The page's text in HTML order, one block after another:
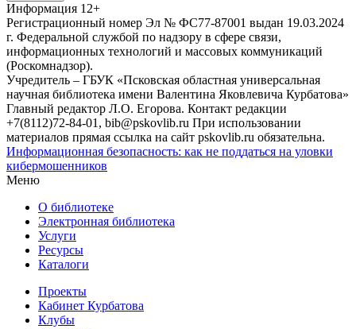
Информация 12+
Регистрационный номер Эл № ФС77-87001 выдан 19.03.2024
г. Федеральной службой по надзору в сфере связи,
информационных технологий и массовых коммуникаций
(Роскомнадзор).
Учредитель – ГБУК «Псковская областная универсальная
научная библиотека имени Валентина Яковлевича Курбатова»
Главный редактор Л.О. Егорова. Контакт редакции
+7(8112)72-84-01, bib@pskovlib.ru При использовании
материалов прямая ссылка на сайт pskovlib.ru обязательна.
Информационная безопасность: как не поддаться на уловки
кибермошенников
Меню
О библиотеке
Электронная библиотека
Услуги
Ресурсы
Каталоги
Проекты
Кабинет Курбатова
Клубы